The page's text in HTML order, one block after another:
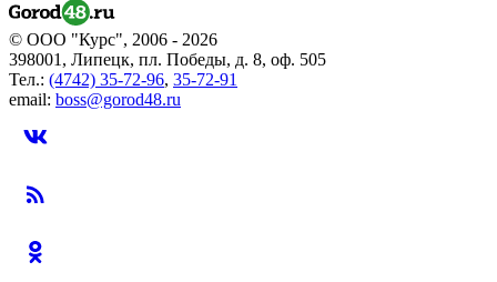
© ООО "Курс", 2006 - 2026
398001, Липецк, пл. Победы, д. 8, оф. 505
Тел.: (4742) 35-72-96, 35-72-91
email: boss@gorod48.ru